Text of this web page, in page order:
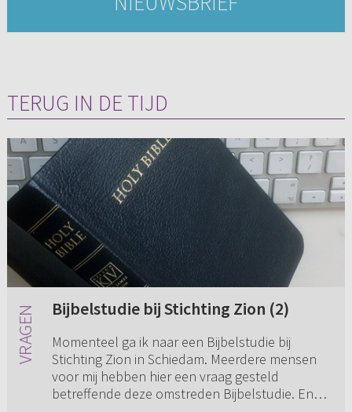
TERUG IN DE TIJD
Bijbelstudie bij Stichting Zion (2)
Momenteel ga ik naar een Bijbelstudie bij
Stichting Zion in Schiedam. Meerdere mensen
voor mij hebben hier een vraag gesteld
betreffende deze omstreden Bijbelstudie. En